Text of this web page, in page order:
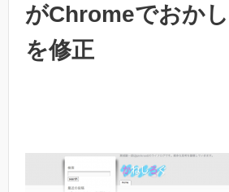
がChromeでおか
を修正